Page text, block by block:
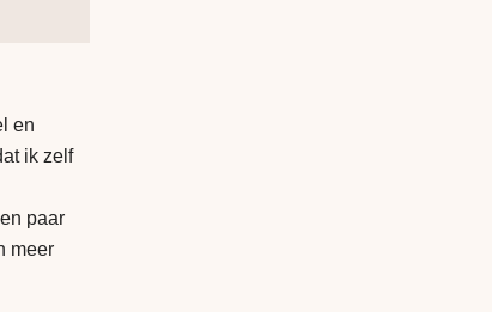
en
ik zelf
paar
meer